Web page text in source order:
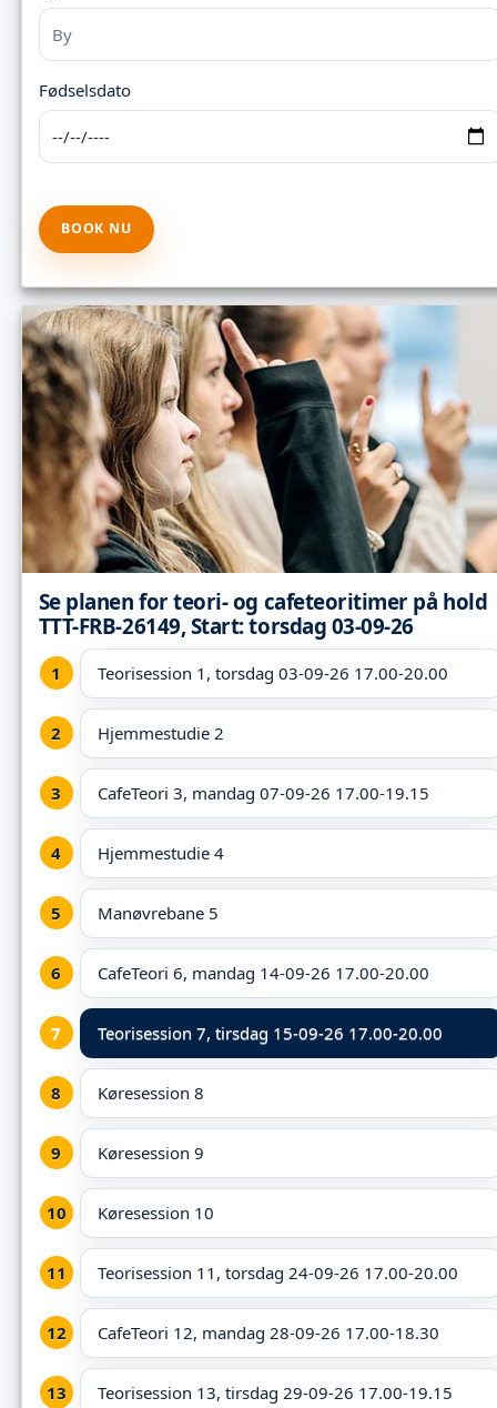
Fødselsdato
BOOK NU
Se planen for teori- og cafeteoritimer på hold
TTT-FRB-26149, Start: torsdag 03-09-26
Teorisession 1, torsdag 03-09-26 17.00-20.00
Hjemmestudie 2
CafeTeori 3, mandag 07-09-26 17.00-19.15
Hjemmestudie 4
Manøvrebane 5
CafeTeori 6, mandag 14-09-26 17.00-20.00
Teorisession 7,tirsdag 15-09-26 17.00-20.00
Køresession 8
Køresession 9
Køresession 10
Teorisession 11, torsdag 24-09-26 17.00-20.00
CafeTeori 12, mandag 28-09-26 17.00-18.30
Teorisession 13, tirsdag 29-09-26 17.00-19.15